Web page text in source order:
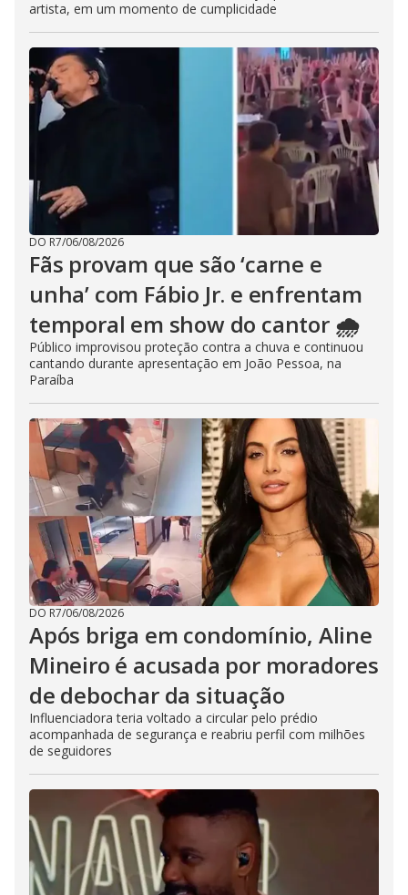
artista, em um momento de cumplicidade
DO R7/06/08/2026
Fãs provam que são ‘carne e
unha’ com Fábio Jr. e enfrentam
temporal em show do cantor 🌧️
Público improvisou proteção contra a chuva e continuou
cantando durante apresentação em João Pessoa, na
Paraíba
DO R7/06/08/2026
Após briga em condomínio, Aline
Mineiro é acusada por moradores
de debochar da situação
Influenciadora teria voltado a circular pelo prédio
acompanhada de segurança e reabriu perfil com milhões
de seguidores